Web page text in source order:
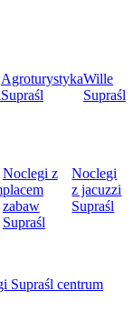
Agroturystyka
Supraśl
Wille
Supraśl
Noclegi z
placem
zabaw
Supraśl
Noclegi
z jacuzzi
Supraśl
Supraśl centrum